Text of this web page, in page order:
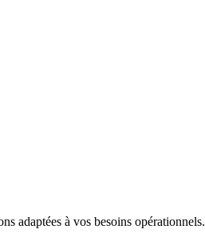
adaptées à vos besoins opérationnels.